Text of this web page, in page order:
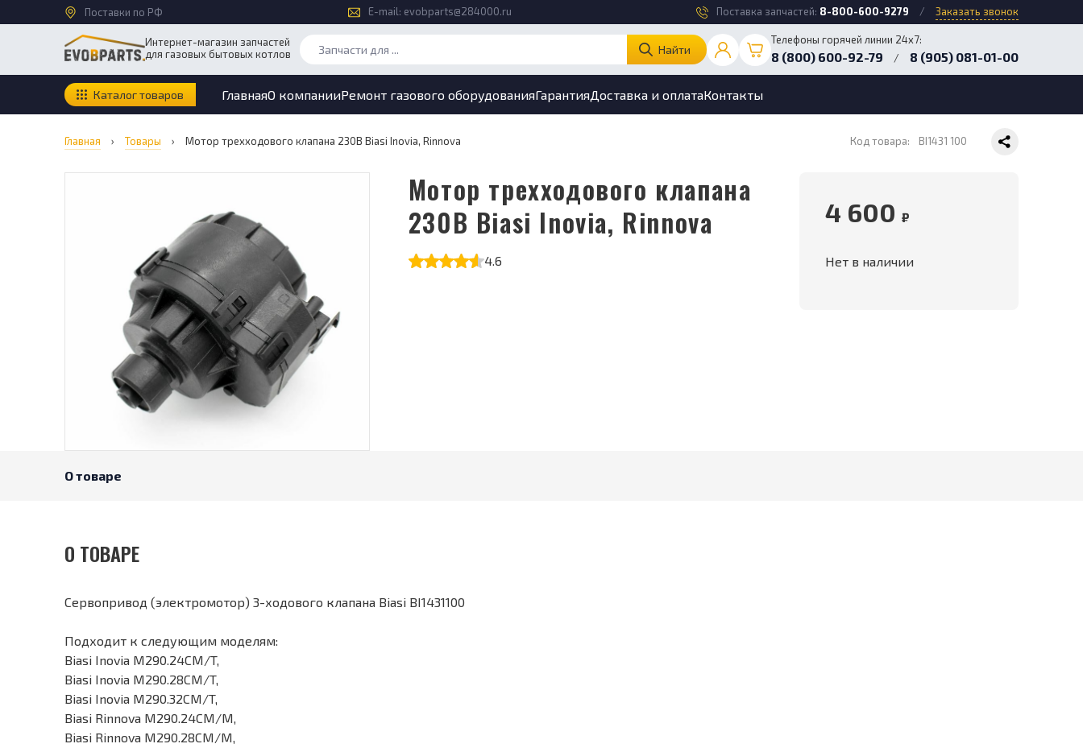
Поставки по РФ E-mail: evobparts@284000.ru Поставка запчастей: 8-800-600-9279 / Заказать звонок
Интернет-магазин запчастей
для газовых бытовых котлов
Найти
Телефоны горячей линии 24х7:
8 (800) 600-92-79 / 8 (905) 081-01-00
Каталог товаров ГлавнаяО компанииРемонт газового оборудованияГарантияДоставка и оплатаКонтакты
Главная › Товары › Мотор трехходового клапана 230В Biasi Inovia, Rinnova Код товара: BI1431 100
Мотор трехходового клапана
230В Biasi Inovia, Rinnova
4.6
4 600 ₽
Нет в наличии
О товаре
О ТОВАРЕ
Сервопривод (электромотор) 3-ходового клапана Biasi BI1431100
Подходит к следующим моделям:
Biasi Inovia M290.24CM/T,
Biasi Inovia M290.28CM/T,
Biasi Inovia M290.32CM/T,
Biasi Rinnova M290.24CM/M,
Biasi Rinnova M290.28CM/M,